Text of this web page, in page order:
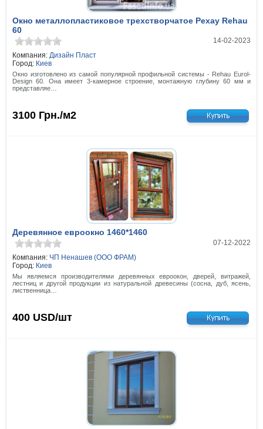
Окно металлопластиковое трехстворчатое Рехау Rehau
60
14-02-2023
Компания: Дизайн Пласт
Город: Киев
Окно изготовлено из самой популярной профильной системы - Rehau Eurol-
Design 60. Она имеет 3-камерное строение, монтажную глубину 60 мм и
представляе…
3100 Грн./м2
Деревянное евроокно 1460*1460
07-12-2022
Компания: ЧП Ненашев (ООО ФРАМ)
Город: Киев
Мы являемся производителями деревянных евроокон, дверей, витражей,
лестниц и другой продукции из натуральной древесины (сосна, дуб, ясень,
лиственница…
400 USD/шт